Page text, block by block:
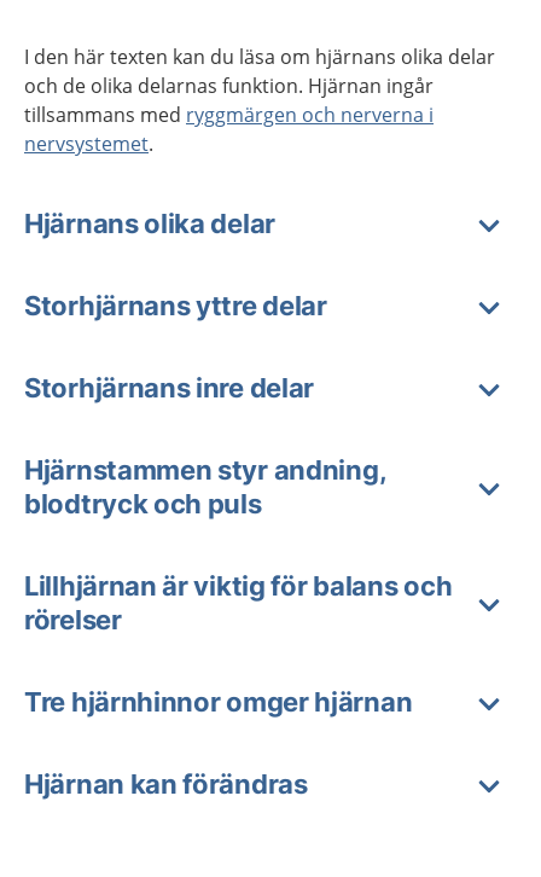
I den här texten kan du läsa om hjärnans olika delar
och de olika delarnas funktion. Hjärnan ingår
tillsammans med ryggmärgen och nerverna i
nervsystemet.
Hjärnans olika delar
Storhjärnans yttre delar
Storhjärnans inre delar
Hjärnstammen styr andning,
blodtryck och puls
Lillhjärnan är viktig för balans och
rörelser
Tre hjärnhinnor omger hjärnan
Hjärnan kan förändras